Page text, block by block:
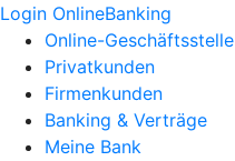
Login OnlineBanking
Online-Geschäftsstelle
Privatkunden
Firmenkunden
Banking & Verträge
Meine Bank